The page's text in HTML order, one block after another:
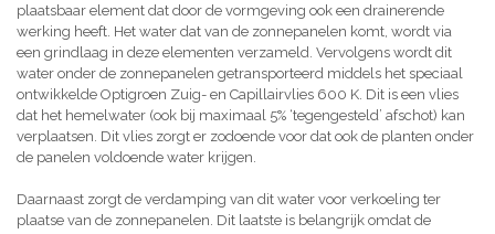
plaatsbaar element dat door de vormgeving ook een drainerende
werking heeft. Het water dat van de zonnepanelen komt, wordt via
een grindlaag in deze elementen verzameld. Vervolgens wordt dit
water onder de zonnepanelen getransporteerd middels het speciaal
ontwikkelde Optigroen Zuig- en Capillairvlies 600 K. Dit is een vlies
dat het hemelwater (ook bij maximaal 5% ‘tegengesteld’ afschot) kan
verplaatsen. Dit vlies zorgt er zodoende voor dat ook de planten onder
de panelen voldoende water krijgen.
Daarnaast zorgt de verdamping van dit water voor verkoeling ter
plaatse van de zonnepanelen. Dit laatste is belangrijk omdat de